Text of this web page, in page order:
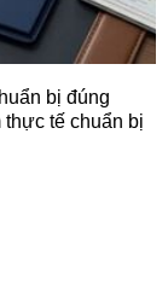
bị đúng
tế chuẩn bị